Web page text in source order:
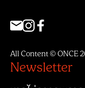
All Content © ONCE
Newsletter